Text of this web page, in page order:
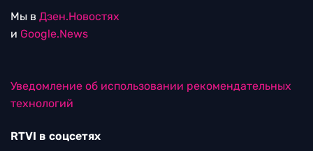
Мы в Дзен.Новостях
и Google.News
Уведомление об использовании рекомендательных
технологий
RTVI в соцсетях